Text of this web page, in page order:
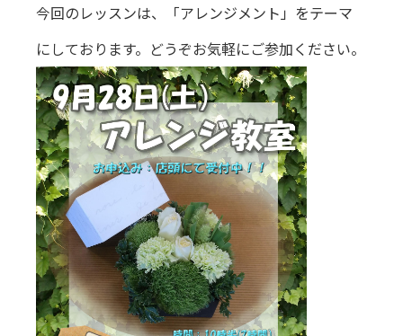
今回のレッスンは、「アレンジメント」をテーマ
にしております。どうぞお気軽にご参加ください。